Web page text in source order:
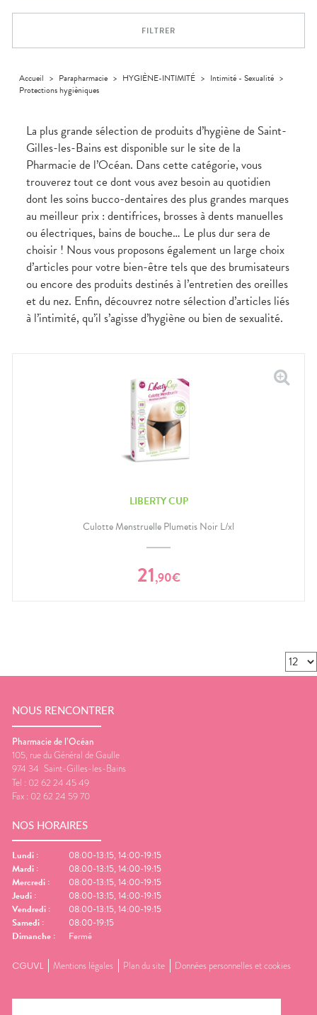
pharmacie
Solaire
Visage
PHARMACIES
APPLICATION
FILTRER
Accueil > Parapharmacie > HYGIÈNE-INTIMITÉ > Intimité - Sexualité >
Protections hygièniques
La plus grande sélection de produits d’hygiène de Saint-
Gilles-les-Bains est disponible sur le site de la
Pharmacie de l’Océan. Dans cette catégorie, vous
trouverez tout ce dont vous avez besoin au quotidien
dont les soins bucco-dentaires des plus grandes marques
au meilleur prix : dentifrices, brosses à dents manuelles
ou électriques, bains de bouche… Le plus dur sera de
choisir ! Nous vous proposons également un large choix
d’articles pour votre bien-être tels que des brumisateurs
ou encore des produits destinés à l’entretien des oreilles
et du nez. Enfin, découvrez notre sélection d’articles liés
à l’intimité, qu’il s’agisse d’hygiène ou bien de sexualité.
LIBERTY CUP
Culotte Menstruelle Plumetis Noir L/xl
21,90€
NOUS RENCONTRER
Pharmacie de l’Océan
105, rue du Général de Gaulle
974 34 Saint-Gilles-les-Bains
Tel : 02 62 24 45 49
Fax : 02 62 24 59 70
NOS HORAIRES
Lundi :
08:00-13:15, 14:00-19:15
Mardi :
08:00-13:15, 14:00-19:15
Mercredi :
08:00-13:15, 14:00-19:15
Jeudi :
08:00-13:15, 14:00-19:15
Vendredi :
08:00-13:15, 14:00-19:15
Samedi :
08:00-19:15
Dimanche : Fermé
CGUVL Mentions légales Plan du site Données personnelles et cookies